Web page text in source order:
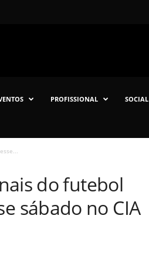
PROFISSIONAL SOCIAL
do futebol
sábado no CIA